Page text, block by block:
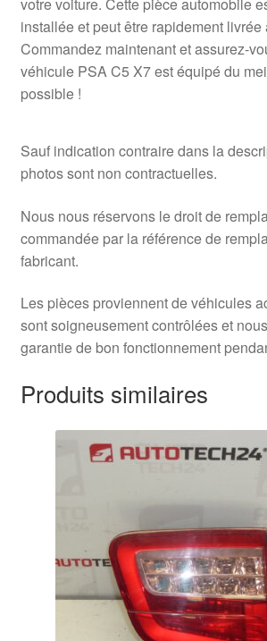
votre voiture. Cette pièce automobile
installée et peut être rapidement livrée
Commandez maintenant et assurez-
véhicule PSA C5 X7 est équipé du
possible !
Sauf indication contraire dans la
photos sont non contractuelles.
Nous nous réservons le droit de
commandée par la référence de
fabricant.
Les pièces proviennent de véhicules
sont soigneusement contrôlées et
garantie de bon fonctionnement
Produits similaires